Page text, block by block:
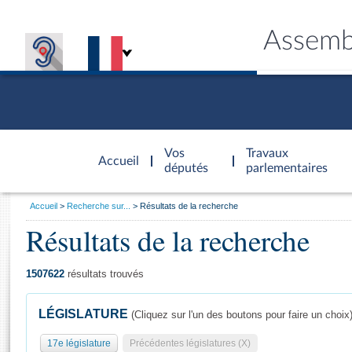
Accueil
d'accueil
Vos
députés
Travaux
parlementaires
Général
Vous
Accueil Recherche sur... Résultats de la recherche
Résultats de la recherche
1507622 résultats trouvés
LÉGISLATURE (Cliquez sur l'un des boutons pour faire un choix)
17e législature Précédentes législatures (X)